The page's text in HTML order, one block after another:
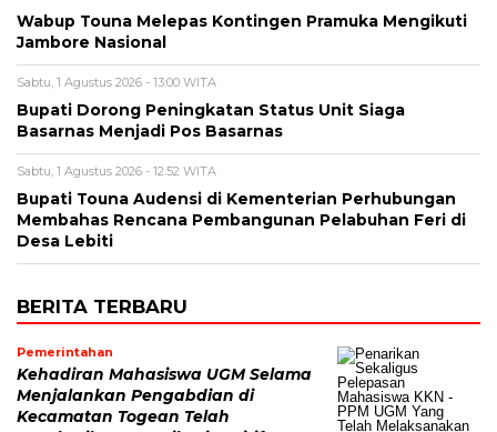
Wabup Touna Melepas Kontingen Pramuka Mengikuti
Jambore Nasional
Sabtu, 1 Agustus 2026 - 13:00 WITA
Bupati Dorong Peningkatan Status Unit Siaga
Basarnas Menjadi Pos Basarnas
Sabtu, 1 Agustus 2026 - 12:52 WITA
Bupati Touna Audensi di Kementerian Perhubungan
Membahas Rencana Pembangunan Pelabuhan Feri di
Desa Lebiti
BERITA TERBARU
Pemerintahan
Kehadiran Mahasiswa UGM Selama
Menjalankan Pengabdian di
Kecamatan Togean Telah